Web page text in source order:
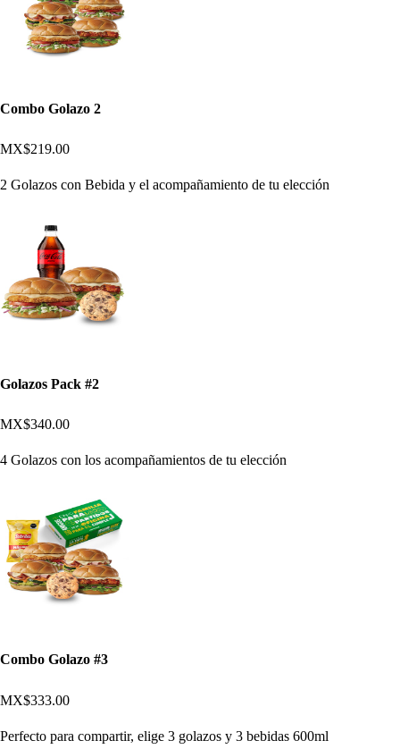
Combo Golazo 2
MX$219.00
2 Golazos con Bebida y el acompañamiento de tu elección
Golazos Pack #2
MX$340.00
4 Golazos con los acompañamientos de tu elección
Combo Golazo #3
MX$333.00
Perfecto para compartir, elige 3 golazos y 3 bebidas 600ml